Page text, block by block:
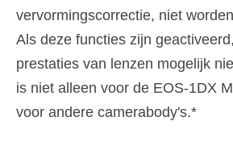
vervormingscorrectie, niet
Als deze functies zijn
prestaties van lenzen mogelijk
is niet alleen voor de EOS-1DX
voor andere camerabody's.*